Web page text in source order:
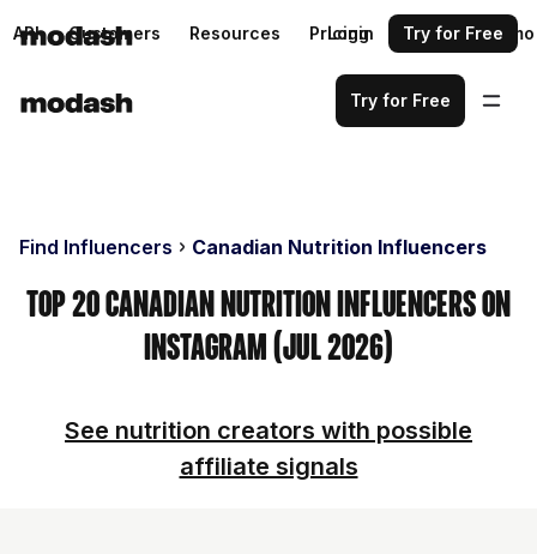
API Customers Resources Pricing Request a demo
Login Try for Free
Try for Free
Find Influencers Canadian Nutrition Influencers
Top 20 Canadian Nutrition Influencers on
Instagram (Jul 2026)
See nutrition creators with possible
affiliate signals